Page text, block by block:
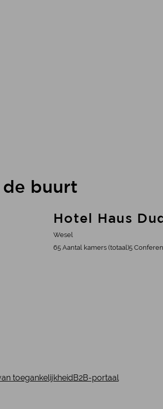
buurt
Hotel Haus
Wesel
65 Aantal kamers (totaal)5
Hotel Haus Duden
toegankelijkheidB2B-portaal